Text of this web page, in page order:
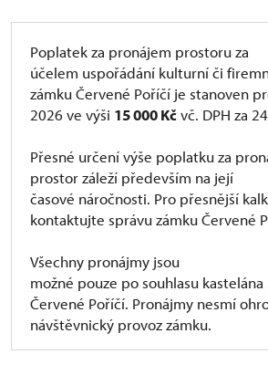
Poplatek za pronájem prostoru za
účelem uspořádání kulturní či
zámku Červené Poříčí je stanoven
2026 ve výši 15 000 Kčvč. DPH za
Přesné určení výše poplatku za
prostor záleží především na její
časové náročnosti. Pro přesnější
kontaktujte správu zámku Červené
Všechny pronájmy jsou
možné pouze po souhlasu kastelána
Červené Poříčí. Pronájmy nesmí
návštěvnický provoz zámku.